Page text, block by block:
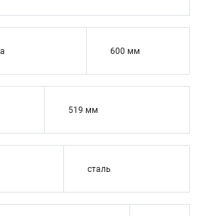
600 мм
519 мм
сталь